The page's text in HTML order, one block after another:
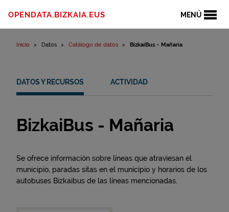
MENÚ
OPENDATA.BIZKAIA.EUS
Inicio Datos Catálogo de datos BizkaiBus - Mañaria
DATOS Y RECURSOS ACTIVIDAD
BizkaiBus - Mañaria
Se ofrece información sobre líneas que atraviesan el
municipio, paradas sitas en el municipio y horarios de los
autobuses Bizkaibus de las líneas mencionadas.